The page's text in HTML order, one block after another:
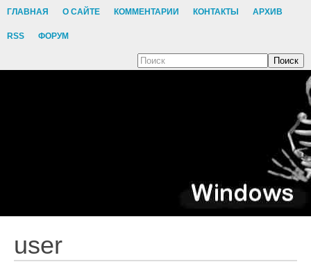
ГЛАВНАЯ О САЙТЕ КОММЕНТАРИИ КОНТАКТЫ АРХИВ
RSS ФОРУМ
Поиск
user